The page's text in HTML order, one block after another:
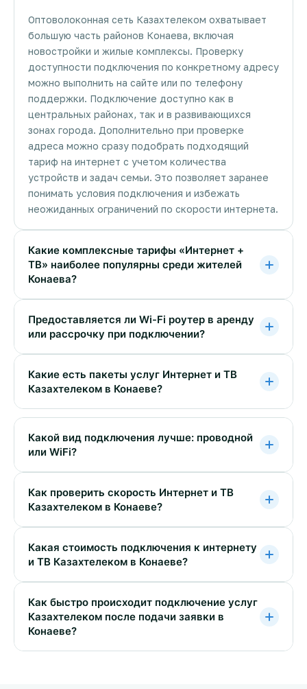
Оптоволоконная сеть Казахтелеком охватывает
большую часть районов Конаева, включая
новостройки и жилые комплексы. Проверку
доступности подключения по конкретному адресу
можно выполнить на сайте или по телефону
поддержки. Подключение доступно как в
центральных районах, так и в развивающихся
зонах города. Дополнительно при проверке
адреса можно сразу подобрать подходящий
тариф на интернет с учетом количества
устройств и задач семьи. Это позволяет заранее
понимать условия подключения и избежать
неожиданных ограничений по скорости интернета.
Какие комплексные тарифы «Интернет +
ТВ» наиболее популярны среди жителей
Конаева?
Предоставляется ли Wi-Fi роутер в аренду
или рассрочку при подключении?
Какие есть пакеты услуг Интернет и ТВ
Казахтелеком в Конаеве?
Какой вид подключения лучше: проводной
или WiFi?
Как проверить скорость Интернет и ТВ
Казахтелеком в Конаеве?
Какая стоимость подключения к интернету
и ТВ Казахтелеком в Конаеве?
Как быстро происходит подключение услуг
Казахтелеком после подачи заявки в
Конаеве?